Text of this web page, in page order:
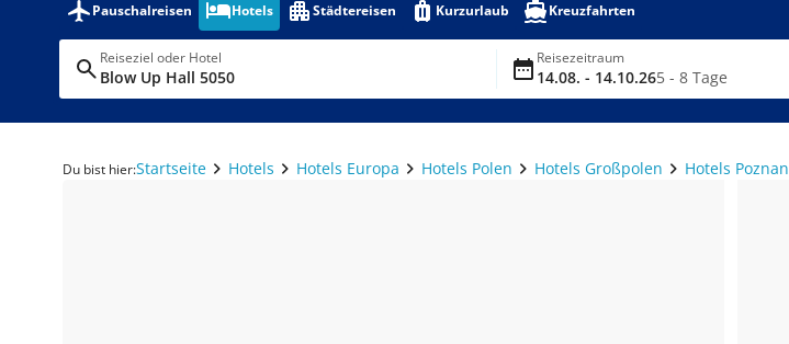
Pauschalreisen Hotels Städtereisen Kurzurlaub Kreuzfahrten
Reiseziel oder Hotel
Blow Up Hall 5050
Reisezeitraum
14.08. - 14.10.265 - 8 Tage
Du bist hier:Startseite Hotels Hotels Europa Hotels Polen Hotels Großpolen Hotels Poznan